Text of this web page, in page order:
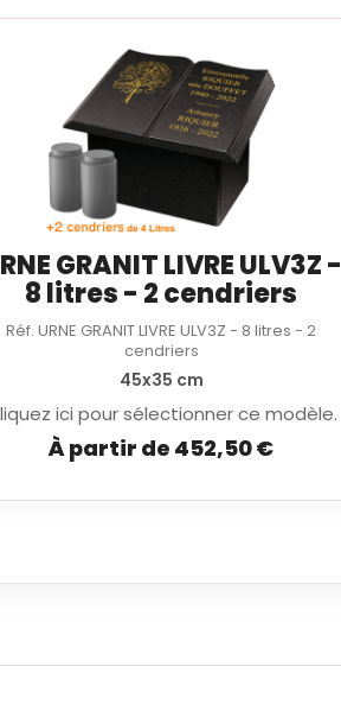
GRANIT LIVRE ULV3Z -
8 litres - 2 cendriers
Réf. URNE GRANIT LIVRE ULV3Z - 8 litres - 2
cendriers
45x35 cm
ici pour sélectionner ce modèle.
À partir de 452,50 €